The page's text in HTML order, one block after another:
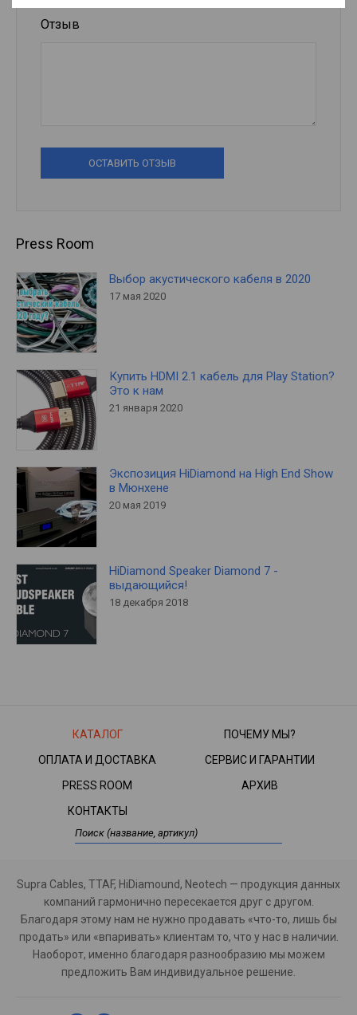
Отзыв
ОСТАВИТЬ ОТЗЫВ
Press Room
Выбор акустического кабеля в 2020
17 мая 2020
Купить HDMI 2.1 кабель для Play Station?
Это к нам
21 января 2020
Экспозиция HiDiamond на High End Show
в Мюнхене
20 мая 2019
HiDiamond Speaker Diamond 7 -
выдающийся!
18 декабря 2018
КАТАЛОГ
ПОЧЕМУ МЫ?
ОПЛАТА И ДОСТАВКА
СЕРВИС И ГАРАНТИИ
PRESS ROOM
АРХИВ
КОНТАКТЫ
Supra Cables, TTAF, HiDiamound, Neotech — продукция данных
компаний гармонично пересекается друг с другом.
Благодаря этому нам не нужно продавать «что-то, лишь бы
продать» или «впаривать» клиентам то, что у нас в наличии.
Наоборот, именно благодаря разнообразию мы можем
предложить Вам индивидуальное решение.